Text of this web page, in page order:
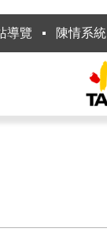
導覽 陳情系統